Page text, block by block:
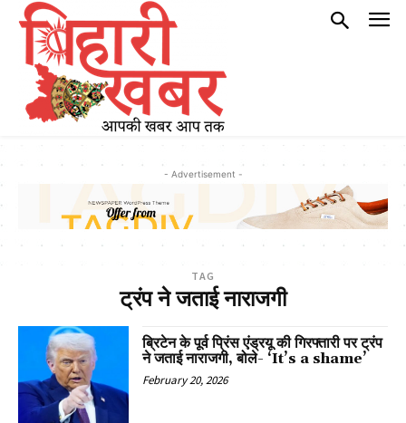
- Advertisement -
TAG
ट्रंप ने जताई नाराजगी
ब्रिटेन के पूर्व प्रिंस एंड्रयू की गिरफ्तारी पर ट्रंप
ने जताई नाराजगी, बोले- ‘It’s a shame’
February 20, 2026